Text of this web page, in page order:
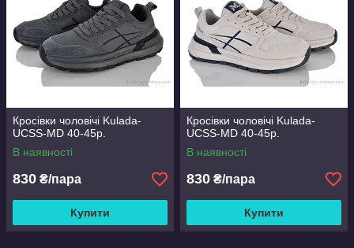
Кросівки чоловічі Kulada-
UCSS-MD 40-45р.
В наявності
830 ₴/пара
Купити
Кросівки чоловічі Kulada-
UCSS-MD 40-45р.
В наявності
830 ₴/пара
Купити